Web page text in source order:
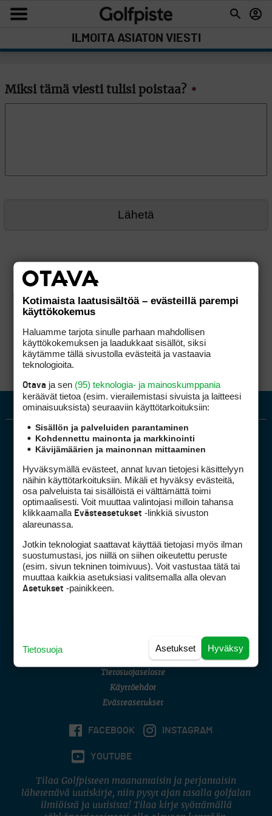
ILMOITA ASIATON VIESTI
Miksi tämä viesti tulisi poistaa? *
Golfpiste mediakortti
Golfpisteen yhteystiedot
DSA avoimuusraportti
Asiakaspalvelu
(digi) digi@otavamedia.fi
Tietosuojaseloste
Käyttöehdot
Evästeasetukset
FACEBOOK INSTAGRAM
YOUTUBE
Tilaa Golfpisteen maanantaisin ja perjantaisin
lähetettävä uutiskirje, niin pysyt ajan tasalla golfalan
ilmiöistä ja uutisista! Tilaa kirje syöttämällä
Kotimaista laatusisältöä – evästeillä parempi
käyttökokemus
Haluamme tarjota sinulle parhaan mahdollisen
käyttökokemuksen ja laadukkaat sisällöt, siksi
käytämme tällä sivustolla evästeitä ja vastaavia
teknologioita.
Otava ja sen (95) teknologia- ja mainoskumppania
keräävät tietoa (esim. vierailemis­tasi sivuista ja laitteesi
ominaisuuk­sista) seuraaviin käyttötarkoituksiin:
Sisällön ja palveluiden parantaminen
Kohdennettu mainonta ja markkinointi
Kävijämäärien ja mainonnan mittaaminen
Hyväksymällä evästeet, annat luvan tietojesi käsittelyyn
näihin käyttötarkoituksiin. Mikäli et hyväksy evästeitä,
osa palveluista tai sisällöistä ei välttämättä toimi
optimaalisesti. Voit muuttaa valintojasi milloin tahansa
klikkaamalla Evästeasetukset -linkkiä sivuston
alareunassa.
Jotkin teknologiat saattavat käyttää tietojasi myös ilman
suostumustasi, jos niillä on siihen oikeutettu peruste
(esim. sivun tekninen toimivuus). Voit vastustaa tätä tai
muuttaa kaikkia asetuksiasi valitsemalla alla olevan
Asetukset -painikkeen.
Hyväksy
Asetukset
Tietosuoja